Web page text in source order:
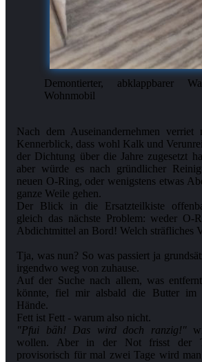
Demontierter, abklappbarer
Wohnmobil
Nach dem Auseinandernehmen verriet
Kennerblick, dass wohl Kalk und
der Dichtung über die Jahre zugesetzt
aber würde es nach gründlicher
neuen O-Ring, oder wenigstens etwas
ganze Weile gehen.
Der Blick in die Ersatzteilkiste
gleich das nächste Problem: weder O-
Abdichtmittel an Bord! Welch sträfliches
Tja, was nun? So was passiert ja
irgendwo weg von zuhause.
Auf der Suche nach allem, was
könnte, fiel mir alsbald die Butter im
Hände.
"Pfui bäh! Das wird doch ranzig!"
wollen. Aber in der Not frisst der
provisorisch für mal zwei Tage wird